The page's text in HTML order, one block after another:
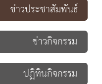
ข่าวประชาสัมพันธ์
ข่าวกิจกรรม
ปฏิทินกิจกรรม